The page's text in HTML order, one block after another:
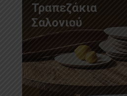
Τραπεζάκια
Σαλονιού